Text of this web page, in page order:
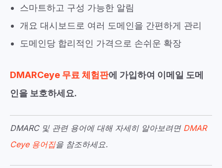
스마트하고 구성 가능한 알림
개요 대시보드로 여러 도메인을 간편하게 관리
도메인당 합리적인 가격으로 손쉬운 확장
DMARCeye 무료 체험판에 가입하여 이메일 도메
인을 보호하세요.
DMARC 및 관련 용어에 대해 자세히 알아보려면 DMAR
Ceye 용어집을 참조하세요.